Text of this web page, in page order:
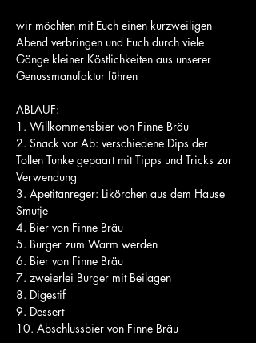
wir möchten mit Euch einen kurzweiligen
Abend verbringen und Euch durch viele
Gänge kleiner Köstlichkeiten aus unserer
Genussmanufaktur führen
ABLAUF:
1. Willkommensbier von Finne Bräu
2. Snack vor Ab: verschiedene Dips der
Tollen Tunke gepaart mit Tipps und Tricks zur
Verwendung
3. Apetitanreger: Likörchen aus dem Hause
Smutje
4. Bier von Finne Bräu
5. Burger zum Warm werden
6. Bier von Finne Bräu
7. zweierlei Burger mit Beilagen
8. Digestif
9. Dessert
10. Abschlussbier von Finne Bräu